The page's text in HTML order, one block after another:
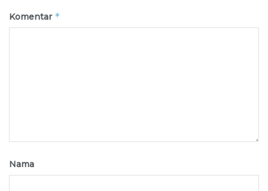
Komentar *
Nama